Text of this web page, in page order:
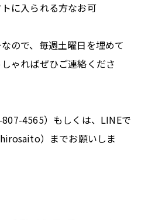
に入られる方なお可
ので、毎週土曜日を埋めて
ゃればぜひご連絡くださ
4565）もしくは、LINEで
）までお願いしま